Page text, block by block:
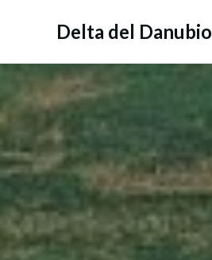
Delta del Danubio